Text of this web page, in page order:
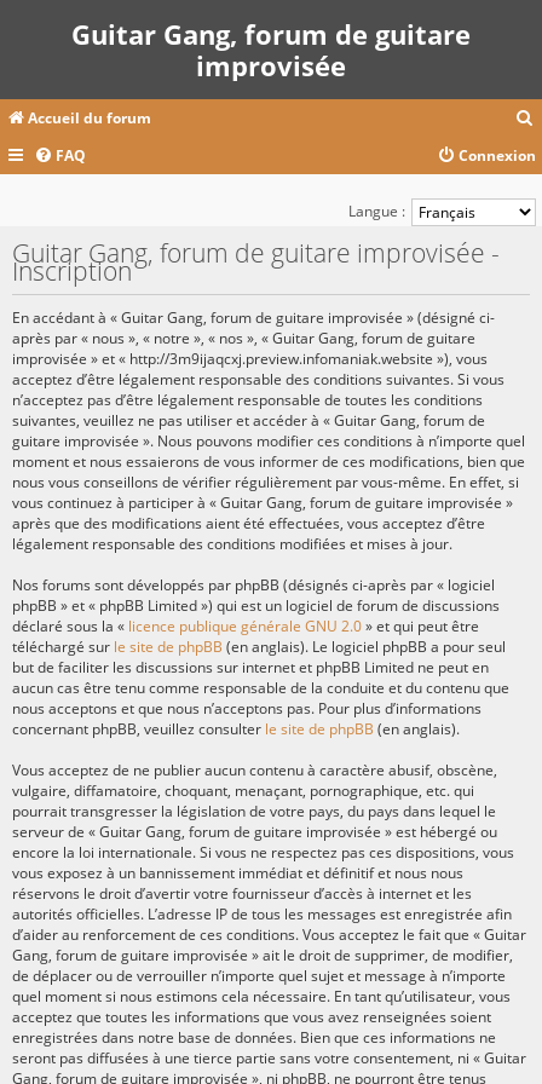
Guitar Gang, forum de guitare
improvisée
Accueil du forum
c
FAQ Connexion
Langue :
Guitar Gang, forum de guitare improvisée -
Inscription
En accédant à « Guitar Gang, forum de guitare improvisée » (désigné ci-
après par « nous », « notre », « nos », « Guitar Gang, forum de guitare
improvisée » et « http://3m9ijaqcxj.preview.infomaniak.website »), vous
acceptez d’être légalement responsable des conditions suivantes. Si vous
n’acceptez pas d’être légalement responsable de toutes les conditions
suivantes, veuillez ne pas utiliser et accéder à « Guitar Gang, forum de
guitare improvisée ». Nous pouvons modifier ces conditions à n’importe quel
moment et nous essaierons de vous informer de ces modifications, bien que
nous vous conseillons de vérifier régulièrement par vous-même. En effet, si
vous continuez à participer à « Guitar Gang, forum de guitare improvisée »
après que des modifications aient été effectuées, vous acceptez d’être
légalement responsable des conditions modifiées et mises à jour.
Nos forums sont développés par phpBB (désignés ci-après par « logiciel
phpBB » et « phpBB Limited ») qui est un logiciel de forum de discussions
déclaré sous la « licence publique générale GNU 2.0» et qui peut être
téléchargé sur le site de phpBB (en anglais). Le logiciel phpBB a pour seul
but de faciliter les discussions sur internet et phpBB Limited ne peut en
aucun cas être tenu comme responsable de la conduite et du contenu que
nous acceptons et que nous n’acceptons pas. Pour plus d’informations
concernant phpBB, veuillez consulter le site de phpBB (en anglais).
Vous acceptez de ne publier aucun contenu à caractère abusif, obscène,
vulgaire, diffamatoire, choquant, menaçant, pornographique, etc. qui
pourrait transgresser la législation de votre pays, du pays dans lequel le
serveur de « Guitar Gang, forum de guitare improvisée » est hébergé ou
encore la loi internationale. Si vous ne respectez pas ces dispositions, vous
vous exposez à un bannissement immédiat et définitif et nous nous
réservons le droit d’avertir votre fournisseur d’accès à internet et les
autorités officielles. L’adresse IP de tous les messages est enregistrée afin
d’aider au renforcement de ces conditions. Vous acceptez le fait que « Guitar
Gang, forum de guitare improvisée » ait le droit de supprimer, de modifier,
de déplacer ou de verrouiller n’importe quel sujet et message à n’importe
quel moment si nous estimons cela nécessaire. En tant qu’utilisateur, vous
acceptez que toutes les informations que vous avez renseignées soient
enregistrées dans notre base de données. Bien que ces informations ne
seront pas diffusées à une tierce partie sans votre consentement, ni « Guitar
Gang, forum de guitare improvisée », ni phpBB, ne pourront être tenus